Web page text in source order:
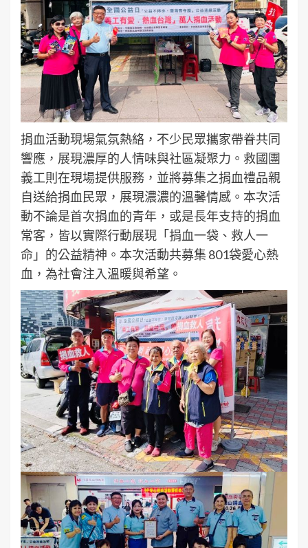
捐血活動現場氣氛熱絡，不少民眾攜家帶眷共同
響應，展現濃厚的人情味與社區凝聚力。救國團
義工則在現場提供服務，並將募集之捐血禮品親
自送給捐血民眾，展現濃濃的溫馨情感。本次活
動不論是首次捐血的青年，或是長年支持的捐血
常客，皆以實際行動展現「捐血一袋、救人一
命」的公益精神。本次活動共募集 801袋愛心熱
血，為社會注入溫暖與希望。